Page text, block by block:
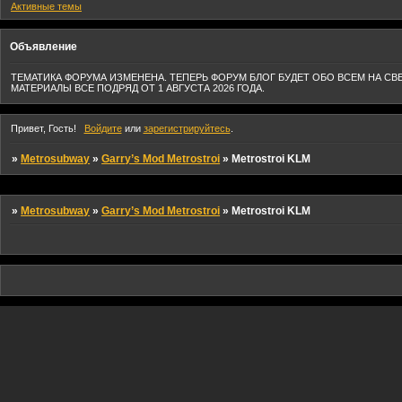
Активные темы
Объявление
ТЕМАТИКА ФОРУМА ИЗМЕНЕНА. ТЕПЕРЬ ФОРУМ БЛОГ БУДЕТ ОБО ВСЕМ НА
МАТЕРИАЛЫ ВСЕ ПОДРЯД ОТ 1 АВГУСТА 2026 ГОДА.
Привет, Гость! Войдитеили зарегистрируйтесь.
» Metrosubway »Garry’s Mod Metrostroi » Metrostroi KLM
»Metrosubway »Garry’s Mod Metrostroi »Metrostroi KLM